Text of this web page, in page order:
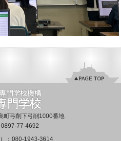
町弓削下弓削1000番地
77-4692
： 080-1943-3614